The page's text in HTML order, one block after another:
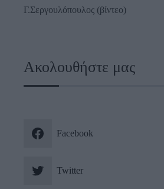
Γ.Σεργουλόπουλος (βίντεο)
Ακολουθήστε μας
Facebook
Twitter